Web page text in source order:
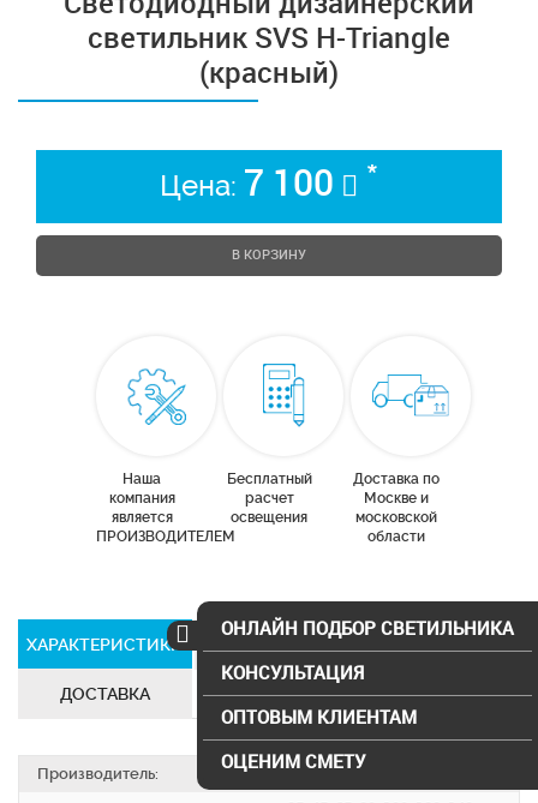
светильник SVS H-Triangle
(красный)
Цена: 7 100 *
В КОРЗИНУ
Наша
компания
является
ПРОИЗВОДИТЕЛЕМ
Бесплатный
расчет
освещения
Доставка по
Москве и
московской
области
ХАРАКТЕРИСТИКИ СЕРТИФИКАТЫ
ДОСТАВКА
Производитель:
SVS electro
ОНЛАЙН ПОДБОР СВЕТИЛЬНИКА
КОНСУЛЬТАЦИЯ
ОПТОВЫМ КЛИЕНТАМ
ОЦЕНИМ СМЕТУ